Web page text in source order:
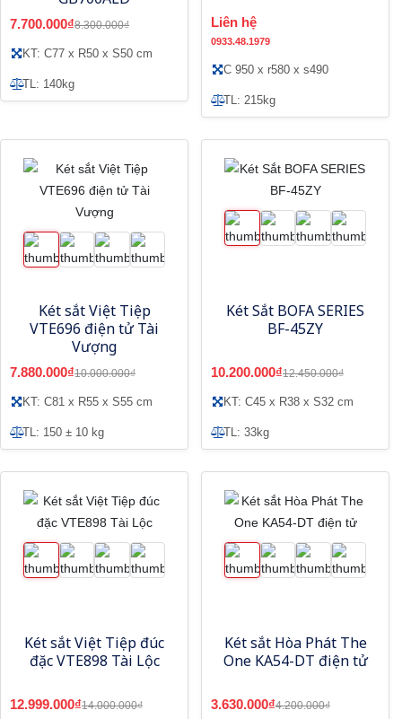
7.700.000₫8.300.000₫
KT: C77 x R50 x S50 cm
TL: 140kg
Liên hệ
0933.48.1979
C 950 x r580 x s490
TL: 215kg
Két sắt Việt Tiệp
VTE696 điện tử Tài
Vượng
7.880.000₫10.000.000₫
KT: C81 x R55 x S55 cm
TL: 150 ± 10 kg
Két Sắt BOFA SERIES
BF-45ZY
10.200.000₫12.450.000₫
KT: C45 x R38 x S32 cm
TL: 33kg
Két sắt Việt Tiệp đúc
đặc VTE898 Tài Lộc
12.999.000₫14.000.000₫
Két sắt Hòa Phát The
One KA54-DT điện tử
3.630.000₫4.200.000₫